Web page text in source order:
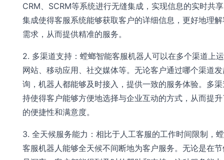
CRM、SCRM等系统进行无缝集成，实现信息的实时共
集成使得客服系统能够获取客户的详细信息，更好地理
需求，从而提供精准的服务。
2. 多渠道支持：螳螂智能客服机器人可以在多个渠道上
网站、移动应用、社交媒体等。无论客户通过哪个渠道
询，机器人都能够及时接入，提供一致的服务体验。多
持使得客户能够方便地选择与企业互动的方式，从而提
的便捷性和满意度。
3. 全天候服务能力：相比于人工客服的工作时间限制，
客服机器人能够全天候不间断地为客户服务。无论是在